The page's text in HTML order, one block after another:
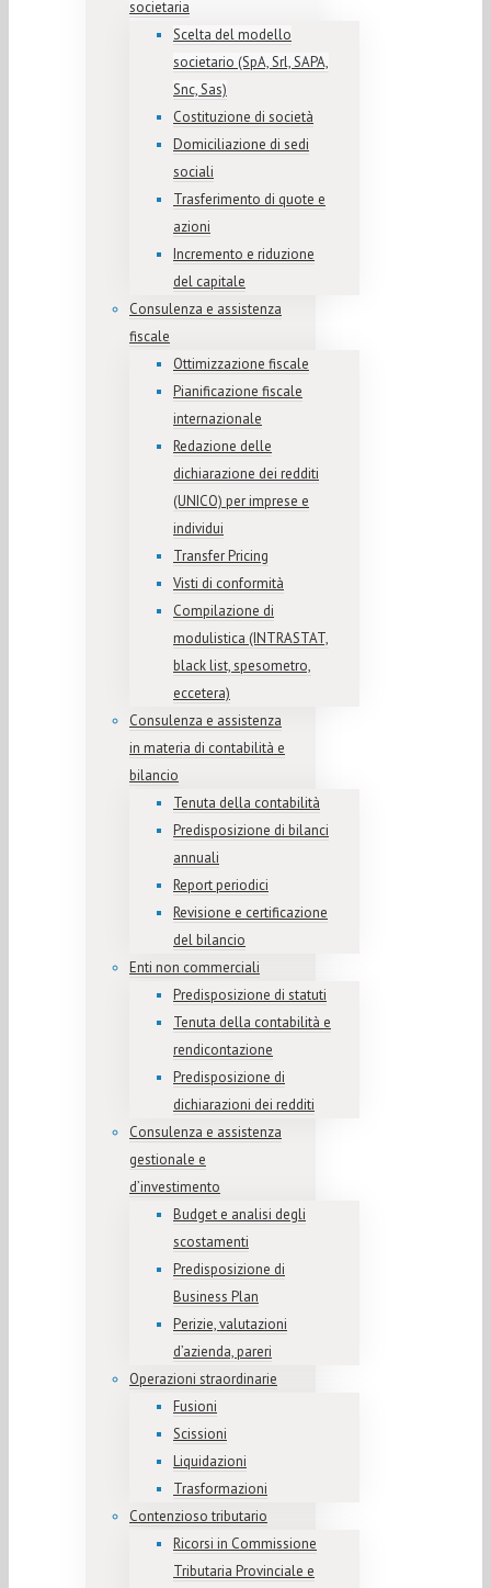
societaria
Scelta del modello
societario (SpA, Srl, SAPA,
Snc, Sas)
Costituzione di società
Domiciliazione di sedi
sociali
Trasferimento di quote e
azioni
Incremento e riduzione
del capitale
Consulenza e assistenza
fiscale
Ottimizzazione fiscale
Pianificazione fiscale
internazionale
Redazione delle
dichiarazione dei redditi
(UNICO) per imprese e
individui
Transfer Pricing
Visti di conformità
Compilazione di
modulistica (INTRASTAT,
black list, spesometro,
eccetera)
Consulenza e assistenza
in materia di contabilità e
bilancio
Tenuta della contabilità
Predisposizione di bilanci
annuali
Report periodici
Revisione e certificazione
del bilancio
Enti non commerciali
Predisposizione di statuti
Tenuta della contabilità e
rendicontazione
Predisposizione di
dichiarazioni dei redditi
Consulenza e assistenza
gestionale e
d’investimento
Budget e analisi degli
scostamenti
Predisposizione di
Business Plan
Perizie, valutazioni
d’azienda, pareri
Operazioni straordinarie
Fusioni
Scissioni
Liquidazioni
Trasformazioni
Contenzioso tributario
Ricorsi in Commissione
Tributaria Provinciale e